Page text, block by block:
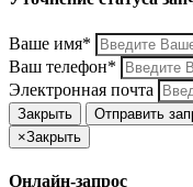
Ваше имя*
Ваш телефон*
Электронная почта
Закрыть
Отправить
×Закрыть
Онлайн-запрос